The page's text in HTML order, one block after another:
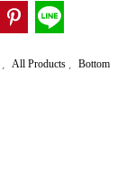
All Products Bottom